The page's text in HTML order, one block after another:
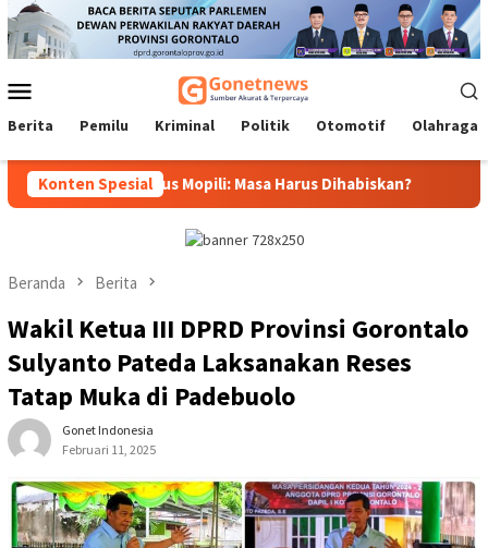
Loncat
ke
konten
Mobile
Berita Pemilu Kriminal Politik Otomotif Olahraga
Konten Spesial
Idrus Mopili: Masa Harus Dihabiskan? Sri
Beranda Berita
Wakil Ketua III DPRD Provinsi Gorontalo
Sulyanto Pateda Laksanakan Reses
Tatap Muka di Padebuolo
Gonet Indonesia
Februari 11, 2025